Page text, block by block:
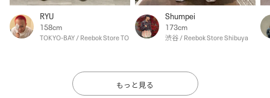
RYU
158cm
TOKYO-BAY / Reebok Store TOKYO-BAY
Shumpei
173cm
渋谷 / Reebok Store Shibuya
もっと見る